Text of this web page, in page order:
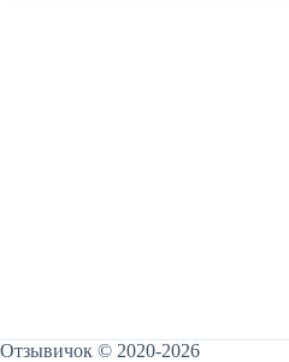
Отзывичок © 2020-2026